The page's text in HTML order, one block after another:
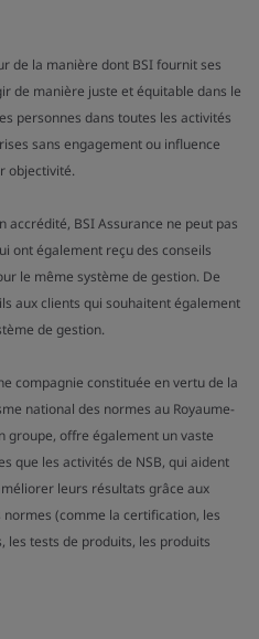
de la manière dont BSI fournit ses
de manière juste et équitable dans le
personnes dans toutes les activités
sans engagement ou influence
objectivité.
accrédité, BSI Assurance ne peut pas
ont également reçu des conseils
le même système de gestion. De
aux clients qui souhaitent également
de gestion.
compagnie constituée en vertu de la
national des normes au Royaume-
groupe, offre également un vaste
que les activités de NSB, qui aident
leurs résultats grâce aux
(comme la certification, les
les tests de produits, les produits